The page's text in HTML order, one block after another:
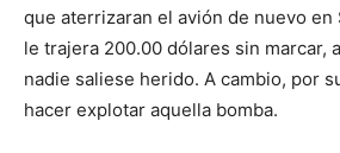
que aterrizaran el avión de nuevo en
le trajera 200.00 dólares sin marcar,
nadie saliese herido. A cambio, por
hacer explotar aquella bomba.